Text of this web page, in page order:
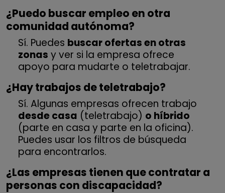
¿Puedo buscar empleo en otra
comunidad autónoma?
Sí. Puedes buscar ofertas en otras
zonas y ver si la empresa ofrece
apoyo para mudarte o teletrabajar.
¿Hay trabajos de teletrabajo?
Sí. Algunas empresas ofrecen trabajo
desde casa (teletrabajo) o híbrido
(parte en casa y parte en la oficina).
Puedes usar los filtros de búsqueda
para encontrarlos.
¿Las empresas tienen que contratar a
personas con discapacidad?